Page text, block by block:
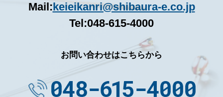
Mail: keieikanri@shibaura-e.co.jp
Tel:048-615-4000
お問い合わせはこちらから